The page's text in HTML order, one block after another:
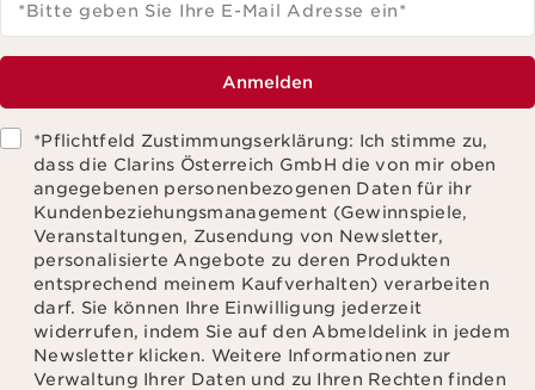
*Bitte geben Sie Ihre E-Mail Adresse ein*
Anmelden
*Pflichtfeld Zustimmungserklärung: Ich stimme zu,
dass die Clarins Österreich GmbH die von mir oben
angegebenen personenbezogenen Daten für ihr
Kundenbeziehungsmanagement (Gewinnspiele,
Veranstaltungen, Zusendung von Newsletter,
personalisierte Angebote zu deren Produkten
entsprechend meinem Kaufverhalten) verarbeiten
darf. Sie können Ihre Einwilligung jederzeit
widerrufen, indem Sie auf den Abmeldelink in jedem
Newsletter klicken. Weitere Informationen zur
Verwaltung Ihrer Daten und zu Ihren Rechten finden